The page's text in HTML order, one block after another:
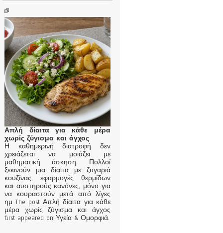
Απλή δίαιτα για κάθε μέρα
χωρίς ζύγισμα και άγχος
Η καθημερινή διατροφή δεν
χρειάζεται να μοιάζει με
μαθηματική άσκηση. Πολλοί
ξεκινούν μια δίαιτα με ζυγαριά
κουζίνας, εφαρμογές θερμίδων
και αυστηρούς κανόνες, μόνο για
να κουραστούν μετά από λίγες
ημ The post Απλή δίαιτα για κάθε
μέρα χωρίς ζύγισμα και άγχος
first appeared on Υγεία & Ομορφιά.